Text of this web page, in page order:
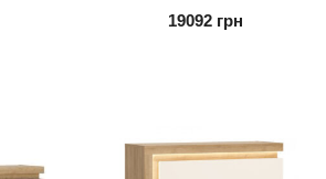
19092 грн